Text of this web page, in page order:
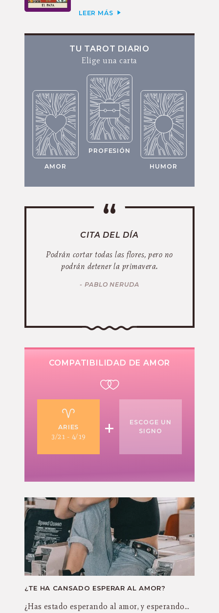
LEER MÁS
TU TAROT DIARIO
Elige una carta
AMOR
PROFESIÓN
HUMOR
CITA DEL DÍA
Podrán cortar todas las flores, pero no
podrán detener la primavera.
- PABLO NERUDA
COMPATIBILIDAD DE AMOR
ARIES
3/21 - 4/19 +
ESCOGE UN
SIGNO
¿TE HA CANSADO ESPERAR AL AMOR?
¿Has estado esperando al amor, y esperando…